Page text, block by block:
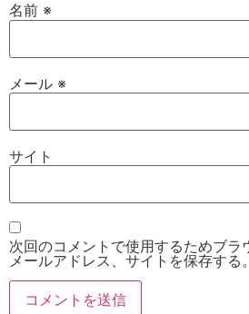
名前 ※
メール ※
サイト
次回のコメントで使用するためブラ
メールアドレス、サイトを保存する。